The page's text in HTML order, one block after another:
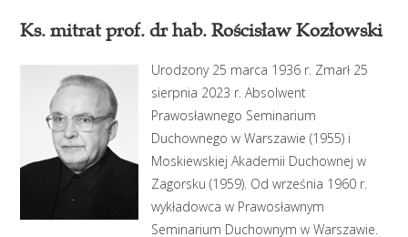
Ks. mitrat prof. dr hab. Rościsław Kozłowski
Urodzony 25 marca 1936 r. Zmarł 25
sierpnia 2023 r. Absolwent
Prawosławnego Seminarium
Duchownego w Warszawie (1955) i
Moskiewskiej Akademii Duchownej w
Zagorsku (1959). Od września 1960 r.
wykładowca w Prawosławnym
Seminarium Duchownym w Warszawie.